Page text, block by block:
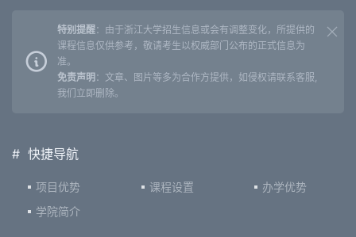
特别提醒：由于浙江大学招生信息或会有调整变化，所提供的
课程信息仅供参考，敬请考生以权威部门公布的正式信息为
准。
免责声明 ：文章、图片等多为合作方提供，如侵权请联系客服,
我们立即删除。
# 快捷导航
项目优势 课程设置
办学优势
学院简介